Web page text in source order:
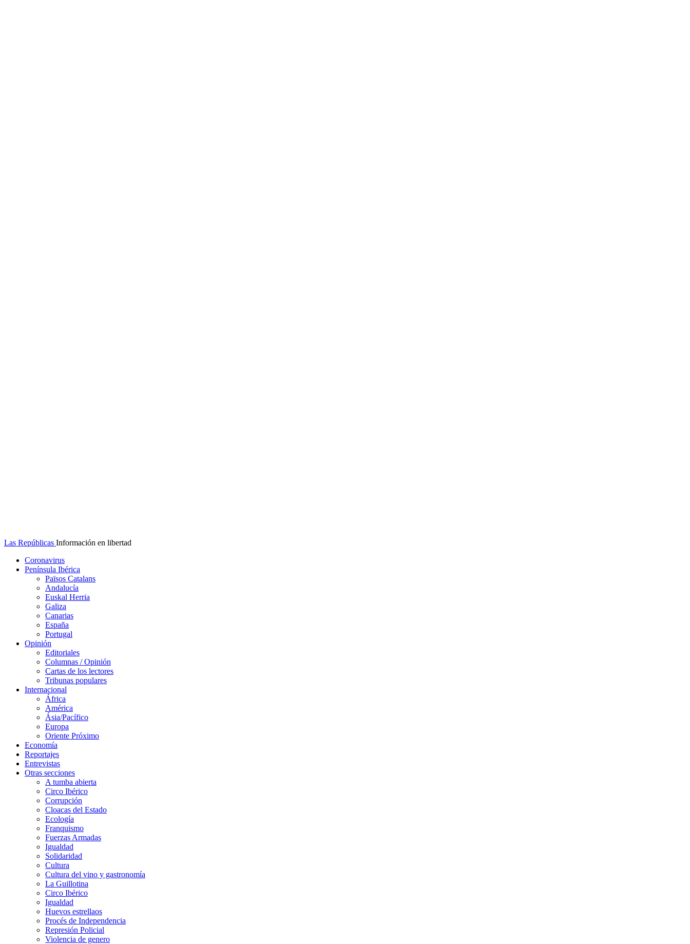
Las Repúblicas Información en libertad
Coronavirus
Península Ibérica
Països Catalans
Andalucía
Euskal Herria
Galiza
Canarias
España
Portugal
Opinión
Editoriales
Columnas / Opinión
Cartas de los lectores
Tribunas populares
Internacional
África
América
Ásia/Pacífico
Europa
Oriente Próximo
Economía
Reportajes
Entrevistas
Otras secciones
A tumba abierta
Circo Ibérico
Corrupción
Cloacas del Estado
Ecología
Franquismo
Fuerzas Armadas
Igualdad
Solidaridad
Cultura
Cultura del vino y gastronomía
La Guillotina
Circo Ibérico
Igualdad
Huevos estrellaos
Procés de Independencia
Represión Policial
Violencia de genero